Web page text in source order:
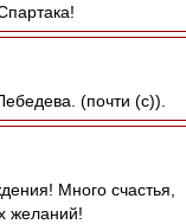
(почти (с)).
Много счастья,
желаний!